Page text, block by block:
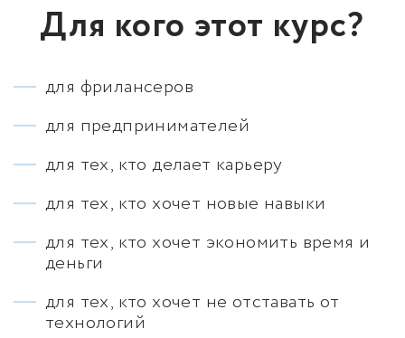
Для кого этот курс?
для фрилансеров
для предпринимателей
для тех, кто делает карьеру
для тех, кто хочет новые навыки
для тех, кто хочет экономить время и
деньги
для тех, кто хочет не отставать от
технологий